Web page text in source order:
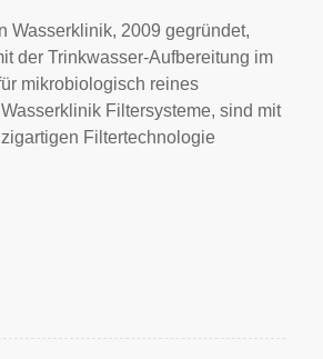
Wasserklinik, 2009 gegründet,
der Trinkwasser-Aufbereitung im
mikrobiologisch reines
Filtersysteme, sind mit
Filtertechnologie